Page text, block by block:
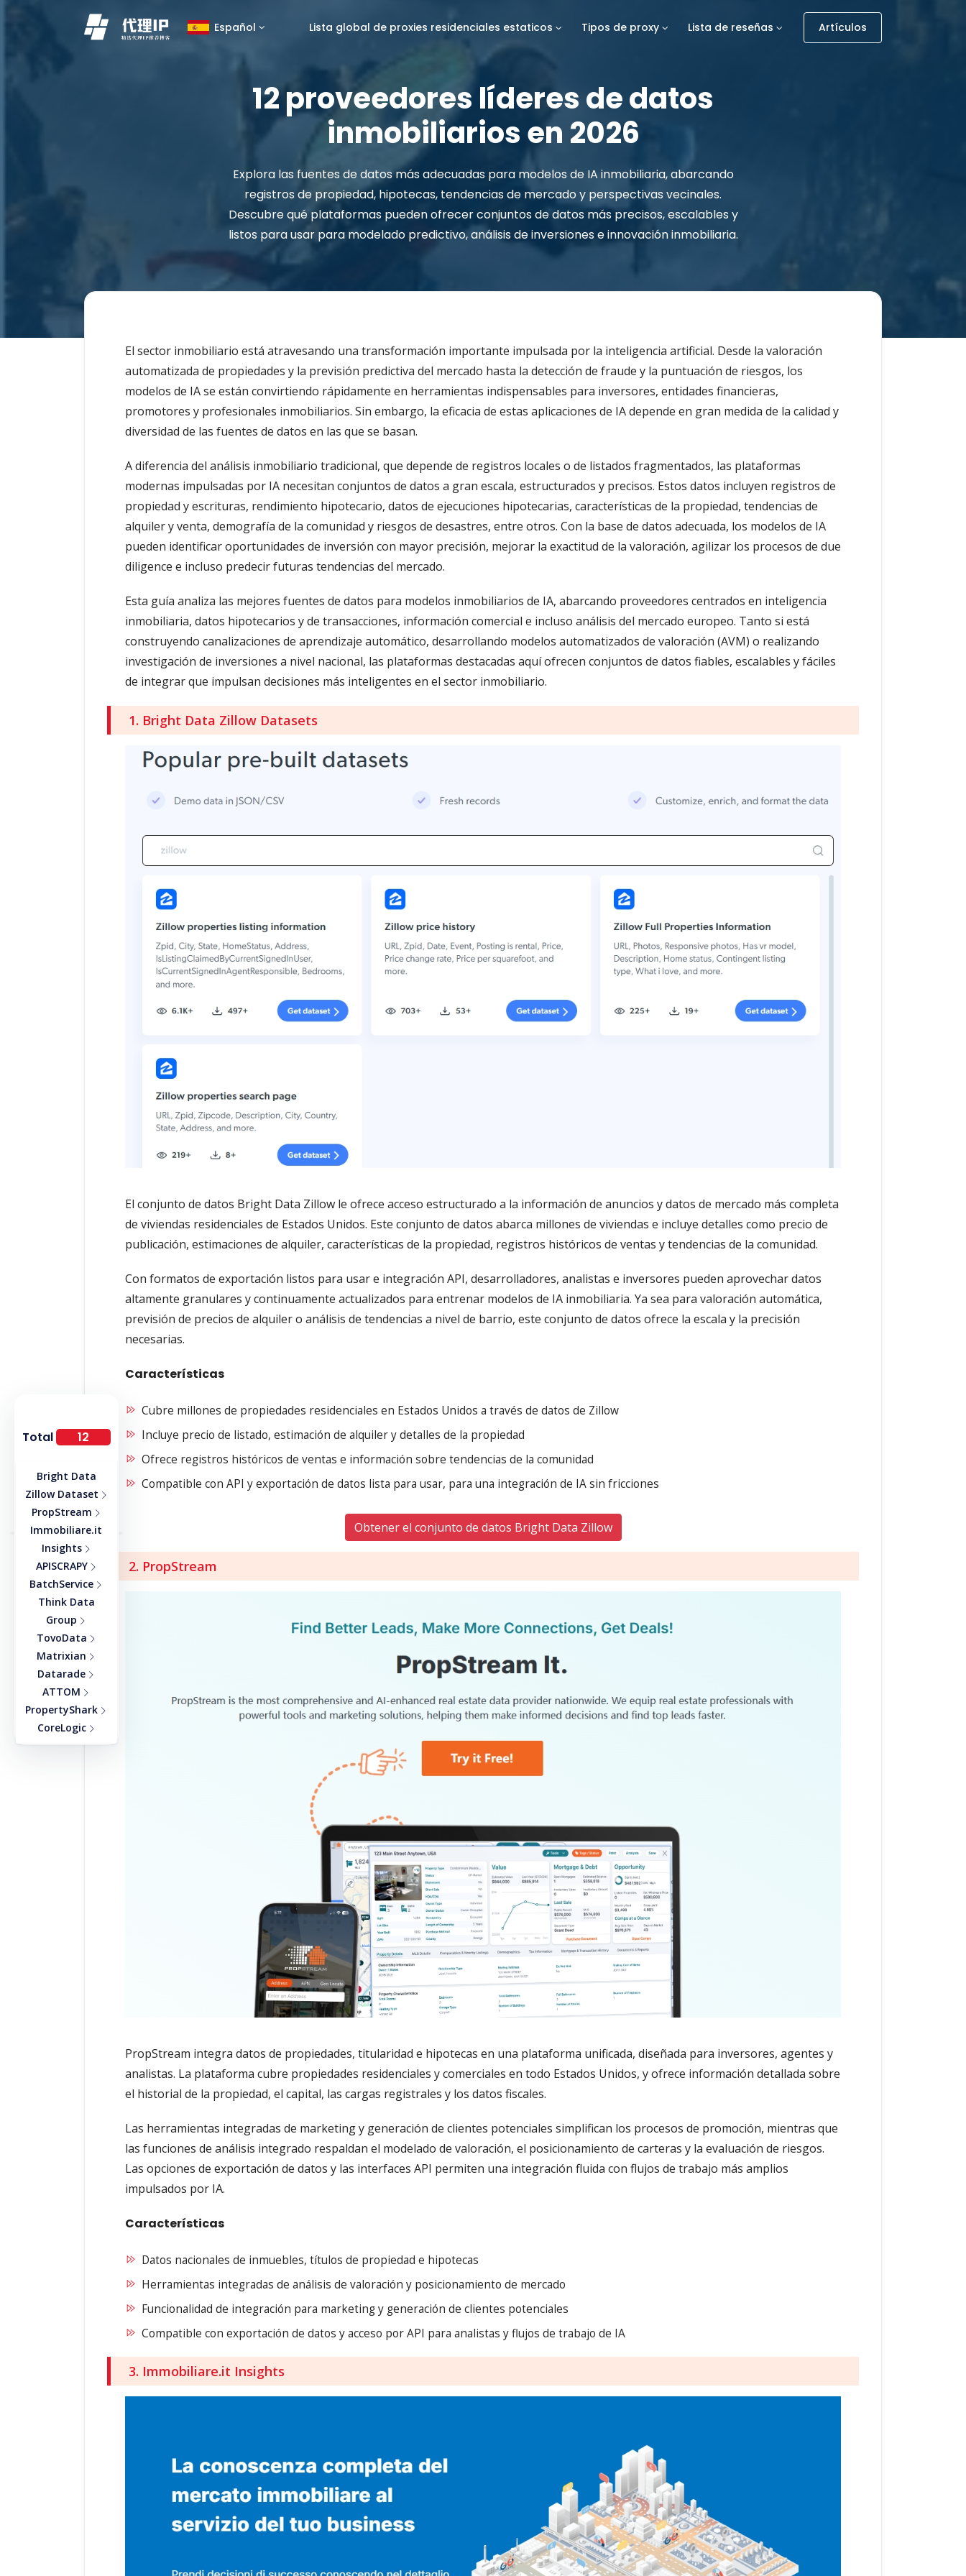
Español Lista global de proxies residenciales estaticos Tipos de proxy Lista de reseñas Artículos
12 proveedores líderes de datos
inmobiliarios en 2026
Explora las fuentes de datos más adecuadas para modelos de IA inmobiliaria, abarcando
registros de propiedad, hipotecas, tendencias de mercado y perspectivas vecinales.
Descubre qué plataformas pueden ofrecer conjuntos de datos más precisos, escalables y
listos para usar para modelado predictivo, análisis de inversiones e innovación inmobiliaria.
El sector inmobiliario está atravesando una transformación importante impulsada por la inteligencia artificial. Desde la valoración
automatizada de propiedades y la previsión predictiva del mercado hasta la detección de fraude y la puntuación de riesgos, los
modelos de IA se están convirtiendo rápidamente en herramientas indispensables para inversores, entidades financieras,
promotores y profesionales inmobiliarios. Sin embargo, la eficacia de estas aplicaciones de IA depende en gran medida de la calidad y
diversidad de las fuentes de datos en las que se basan.
A diferencia del análisis inmobiliario tradicional, que depende de registros locales o de listados fragmentados, las plataformas
modernas impulsadas por IA necesitan conjuntos de datos a gran escala, estructurados y precisos. Estos datos incluyen registros de
propiedad y escrituras, rendimiento hipotecario, datos de ejecuciones hipotecarias, características de la propiedad, tendencias de
alquiler y venta, demografía de la comunidad y riesgos de desastres, entre otros. Con la base de datos adecuada, los modelos de IA
pueden identificar oportunidades de inversión con mayor precisión, mejorar la exactitud de la valoración, agilizar los procesos de due
diligence e incluso predecir futuras tendencias del mercado.
Esta guía analiza las mejores fuentes de datos para modelos inmobiliarios de IA, abarcando proveedores centrados en inteligencia
inmobiliaria, datos hipotecarios y de transacciones, información comercial e incluso análisis del mercado europeo. Tanto si está
construyendo canalizaciones de aprendizaje automático, desarrollando modelos automatizados de valoración (AVM) o realizando
investigación de inversiones a nivel nacional, las plataformas destacadas aquí ofrecen conjuntos de datos fiables, escalables y fáciles
de integrar que impulsan decisiones más inteligentes en el sector inmobiliario.
1. Bright Data Zillow Datasets
El conjunto de datos Bright Data Zillow le ofrece acceso estructurado a la información de anuncios y datos de mercado más completa
de viviendas residenciales de Estados Unidos. Este conjunto de datos abarca millones de viviendas e incluye detalles como precio de
publicación, estimaciones de alquiler, características de la propiedad, registros históricos de ventas y tendencias de la comunidad.
Con formatos de exportación listos para usar e integración API, desarrolladores, analistas e inversores pueden aprovechar datos
altamente granulares y continuamente actualizados para entrenar modelos de IA inmobiliaria. Ya sea para valoración automática,
previsión de precios de alquiler o análisis de tendencias a nivel de barrio, este conjunto de datos ofrece la escala y la precisión
necesarias.
Características
Cubre millones de propiedades residenciales en Estados Unidos a través de datos de Zillow
Incluye precio de listado, estimación de alquiler y detalles de la propiedad
Ofrece registros históricos de ventas e información sobre tendencias de la comunidad
Compatible con API y exportación de datos lista para usar, para una integración de IA sin fricciones
Obtener el conjunto de datos Bright Data Zillow
2. PropStream
PropStream integra datos de propiedades, titularidad e hipotecas en una plataforma unificada, diseñada para inversores, agentes y
analistas. La plataforma cubre propiedades residenciales y comerciales en todo Estados Unidos, y ofrece información detallada sobre
el historial de la propiedad, el capital, las cargas registrales y los datos fiscales.
Las herramientas integradas de marketing y generación de clientes potenciales simplifican los procesos de promoción, mientras que
las funciones de análisis integrado respaldan el modelado de valoración, el posicionamiento de carteras y la evaluación de riesgos.
Las opciones de exportación de datos y las interfaces API permiten una integración fluida con flujos de trabajo más amplios
impulsados por IA.
Características
Datos nacionales de inmuebles, títulos de propiedad e hipotecas
Herramientas integradas de análisis de valoración y posicionamiento de mercado
Funcionalidad de integración para marketing y generación de clientes potenciales
Compatible con exportación de datos y acceso por API para analistas y flujos de trabajo de IA
3. Immobiliare.it Insights
Total 12
Bright Data
Zillow Dataset
PropStream
Immobiliare.it
Insights
APISCRAPY
BatchService
Think Data
Group
TovoData
Matrixian
Datarade
ATTOM
PropertyShark
CoreLogic